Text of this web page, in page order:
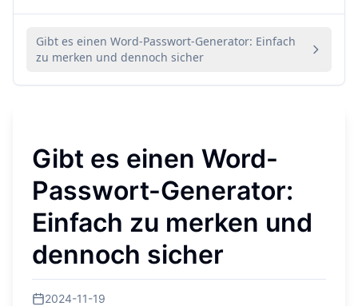
Gibt es einen Word-Passwort-Generator: Einfach
zu merken und dennoch sicher
Gibt es einen Word-
Passwort-Generator:
Einfach zu merken und
dennoch sicher
2024-11-19